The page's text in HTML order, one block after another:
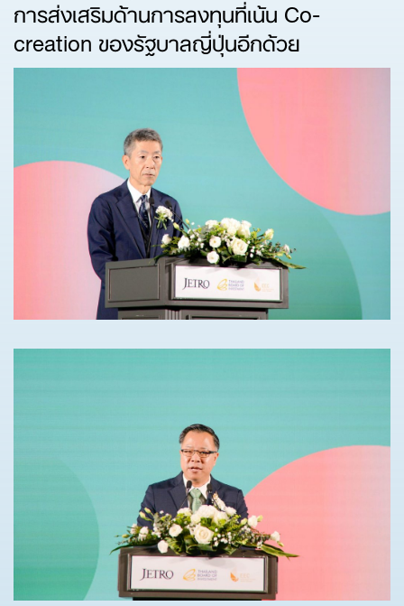
การส่งเสริมด้านการลงทุนที่เน้น Co-
creation ของรัฐบาลญี่ปุ่นอีกด้วย